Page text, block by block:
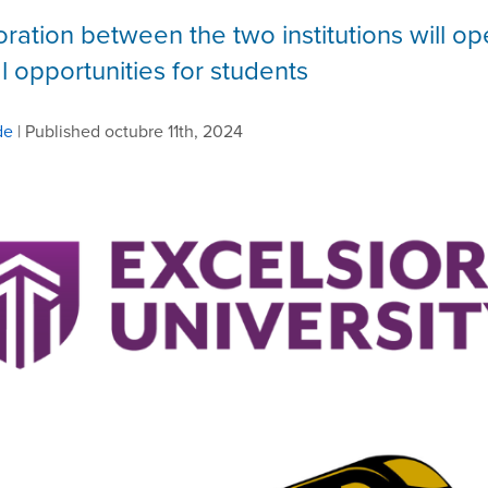
between the two institutions will
opportunities for students
| Published octubre 11th, 2024